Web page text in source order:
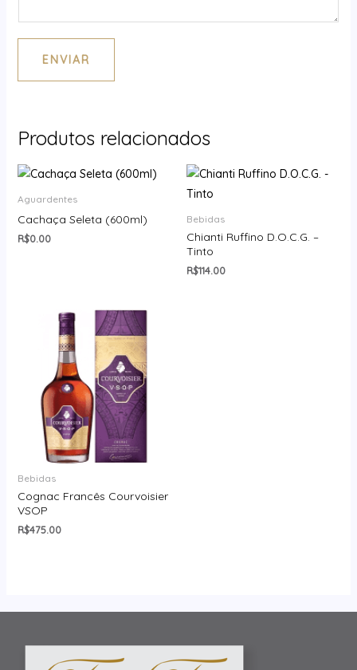
ENVIAR
Produtos relacionados
Aguardentes
Cachaça Seleta (600ml)
R$0.00
Bebidas
Chianti Ruffino D.O.C.G. –
Tinto
R$114.00
Bebidas
Cognac Francês Courvoisier
VSOP
R$475.00